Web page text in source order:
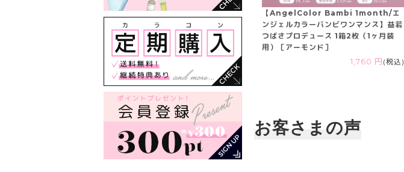
【AngelColor Bambi 1month/エ
ンジェルカラーバンビワンマンス】益若
つばさプロデュース 1箱2枚（1ヶ月装
用）［アーモンド］
1,760 円 (税込)
お客さまの声